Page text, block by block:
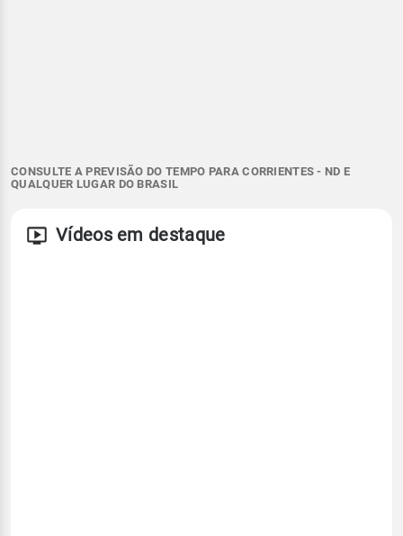
CONSULTE A PREVISÃO DO TEMPO PARA CORRIENTES - ND E
QUALQUER LUGAR DO BRASIL
Vídeos em destaque